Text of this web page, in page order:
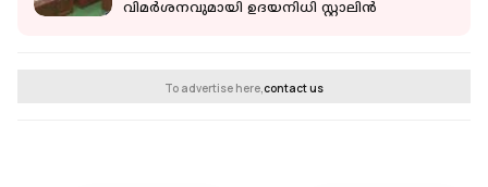
വിമർശനവുമായി ഉദയനിധി സ്റ്റാലിൻ
To advertise here,contact us